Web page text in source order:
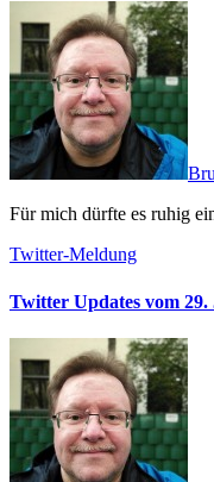
Für mich dürfte es ruhig
Twitter-Meldung
Twitter Updates vom 29.